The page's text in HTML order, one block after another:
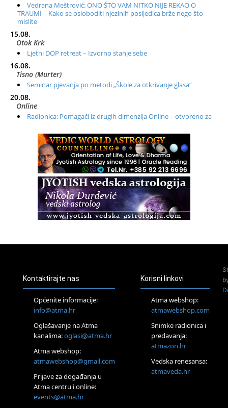
Vedrana Meštrović: ONO ŠTO VAM NITKO NIJE REKAO O
TRAUMI – Kako se osloboditi njezinih posljedica brže nego što
mislite
15.08.
Otok Krk
Ljetni DOP retreat – Izvorno stanje sebe
16.08.
Tisno (Murter)
Seminar pjevanja po metodi „Škole za otkrivanje glasa“
20.08.
Online
Radionica: Pomagači iz drugih dimenzija Online – otvoreno za
Zagreb+Online
Osnovni ThetaHealing® tečaj, Zagreb i Online
Access BARS®, otpusti stres
Access Energetski Facelift®
Tečaj Višeg Vodstva, razvijanja intuicije i Akaša zapisa
25.08.
Upisi u program Profesionalni hipnoterapeut — nova
generacija kreće 25.08. 2026.
Online
Visoko
Alemka Dauskardt – Jednodnevna radionica sistemskih
konstelacija
Kontaktirajte nas
Općenite informacije:
info@atma.hr
Oglašavanje na Atma
kanalima:oglasi@atma.hr
Atma webshop:
atmawebshop@gmail.com
Prijave za događanja u
Atma centru i online:
events@atma.hr
Korisni linkovi
Atma webshop:
atmawebshop.com
Snimke radionica i
predavanja:
atmazon.hr
Vedska renesansa:
atmaveda.hr